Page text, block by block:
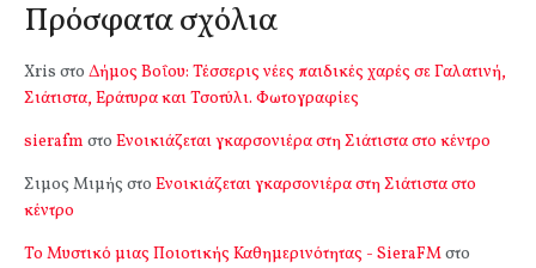
Πρόσφατα σχόλια
Xris στο Δήμος Βοΐου: Τέσσερις νέες παιδικές χαρές σε Γαλατινή,
Σιάτιστα, Εράτυρα και Τσοτύλι. Φωτογραφίες
sierafm στο Ενοικιάζεται γκαρσονιέρα στη Σιάτιστα στο κέντρο
Σιμος Μιμής στο Ενοικιάζεται γκαρσονιέρα στη Σιάτιστα στο
κέντρο
Το Μυστικό μιας Ποιοτικής Καθημερινότητας - SieraFMστο